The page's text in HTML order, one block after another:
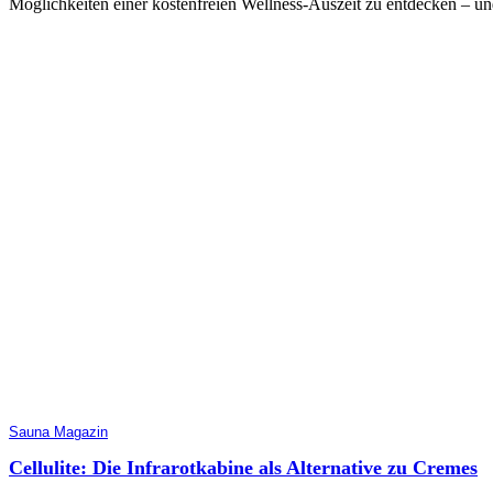
Sauna Magazin
Cellulite: Die Infrarotkabine als Alternative zu Cremes